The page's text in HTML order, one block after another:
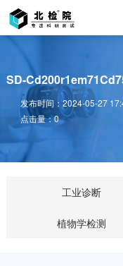
SD-
发布时间：2024-05-27
点击量：0
工业诊断
植物学检测